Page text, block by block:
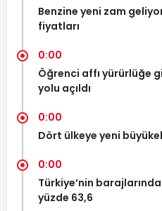
Benzine yeni zam
fiyatları
0:00
Öğrenci affı yürürlüğe
yolu açıldı
0:00
Dört ülkeye yeni
0:00
Türkiye’nin
yüzde 63,6